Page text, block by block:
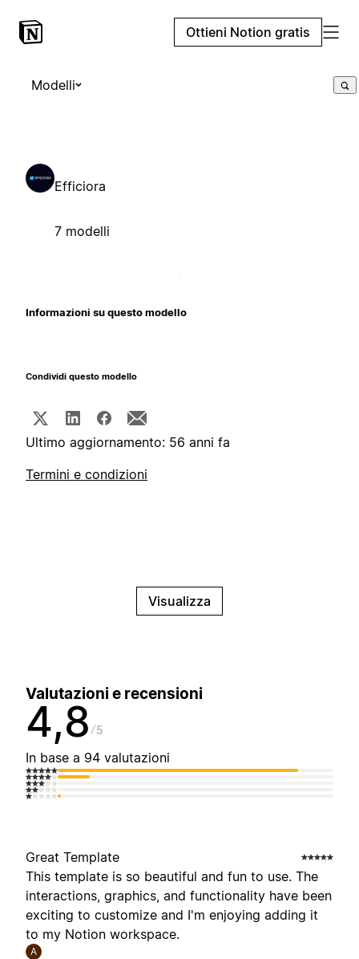
Ottieni Notion gratis
Modelli
Efficiora
7 modelli
Informazioni su questo modello
Condividi questo modello
Ultimo aggiornamento: 56 anni fa
Termini e condizioni
Visualizza
Valutazioni e recensioni
4,8 5
In base a 94 valutazioni
Great Template
This template is so beautiful and fun to use. The
interactions, graphics, and functionality have been
exciting to customize and I'm enjoying adding it
to my Notion workspace.
A